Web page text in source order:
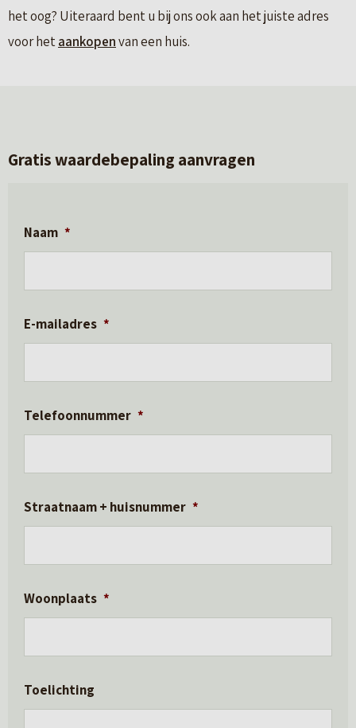
het oog? Uiteraard bent u bij ons ook aan het juiste adres
voor hetaankopenvan een huis.
Gratis waardebepaling aanvragen
Naam *
E-mailadres *
Telefoonnummer *
Straatnaam + huisnummer *
Woonplaats *
Toelichting